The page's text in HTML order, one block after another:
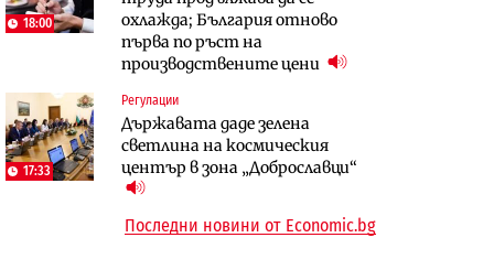
18:00
охлажда; България отново
първа по ръст на
производствените цени
17:33
Регулации
Държавата даде зелена
светлина на космическия
център в зона „Доброславци“
бюджетите си
To:know
цените в лева: Какво
предстои?
Компании
технологичните компании и
системните интегратори
Последни новини от Economic.bg